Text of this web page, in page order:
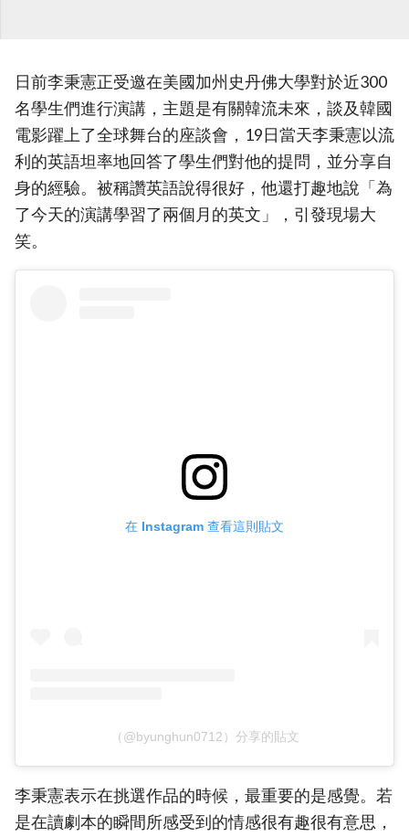
日前李秉憲正受邀在美國加州史丹佛大學對於近300
名學生們進行演講，主題是有關韓流未來，談及韓國
電影躍上了全球舞台的座談會，19日當天李秉憲以流
利的英語坦率地回答了學生們對他的提問，並分享自
身的經驗。被稱讚英語說得很好，他還打趣地說「為
了今天的演講學習了兩個月的英文」，引發現場大
笑。
在 Instagram 查看這則貼文
（@byunghun0712）分享的貼文
李秉憲表示在挑選作品的時候，最重要的是感覺。若
是在讀劇本的瞬間所感受到的情感很有趣很有意思，